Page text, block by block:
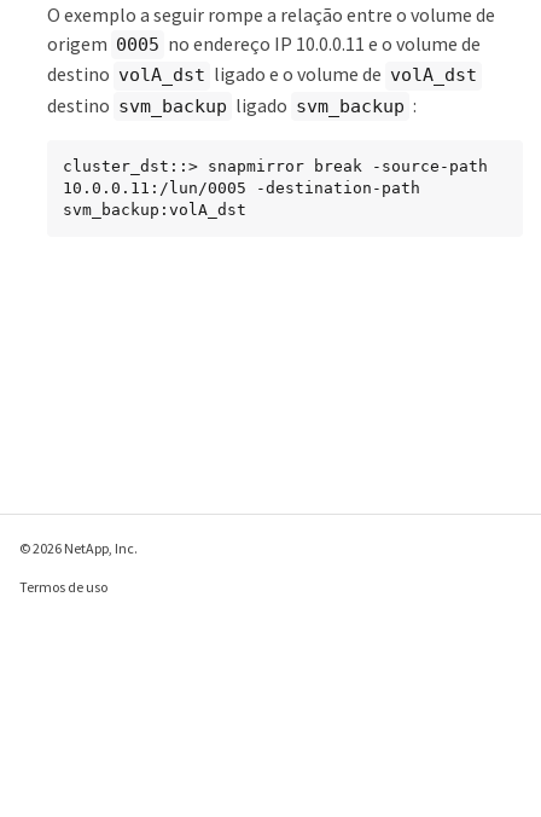
O exemplo a seguir rompe a relação entre o volume de
origem 0005 no endereço IP 10.0.0.11 e o volume de
destino volA_dst ligado e o volume de volA_dst
destino svm_backup ligado svm_backup :
cluster_dst::> snapmirror break -source-path
10.0.0.11:/lun/0005 -destination-path
svm_backup:volA_dst
© 2026 NetApp, Inc.
Termos de uso